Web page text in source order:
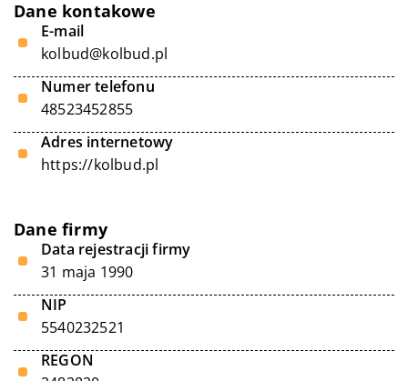
Dane kontakowe
E-mail
kolbud@kolbud.pl
Numer telefonu
48523452855
Adres internetowy
https://kolbud.pl
Dane firmy
Data rejestracji firmy
31 maja 1990
NIP
5540232521
REGON